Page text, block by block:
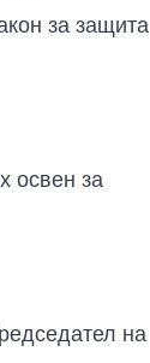
за защита
освен за
на